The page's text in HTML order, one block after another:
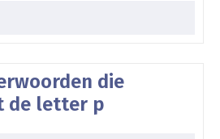
die
de letter p